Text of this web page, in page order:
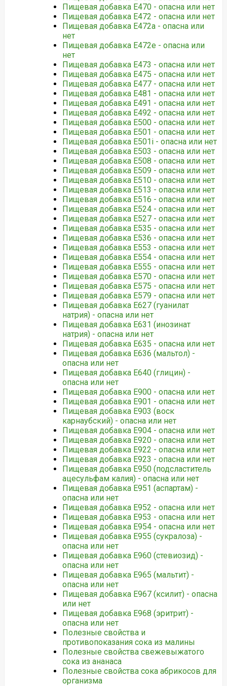
Пищевая добавка Е470 - опасна или нет
Пищевая добавка Е472 - опасна или нет
Пищевая добавка Е472а - опасна или
нет
Пищевая добавка Е472е - опасна или
нет
Пищевая добавка Е473 - опасна или нет
Пищевая добавка Е475 - опасна или нет
Пищевая добавка Е477 - опасна или нет
Пищевая добавка Е481 - опасна или нет
Пищевая добавка Е491 - опасна или нет
Пищевая добавка Е492 - опасна или нет
Пищевая добавка Е500 - опасна или нет
Пищевая добавка Е501 - опасна или нет
Пищевая добавка Е501i - опасна или нет
Пищевая добавка Е503 - опасна или нет
Пищевая добавка Е508 - опасна или нет
Пищевая добавка Е509 - опасна или нет
Пищевая добавка Е510 - опасна или нет
Пищевая добавка Е513 - опасна или нет
Пищевая добавка Е516 - опасна или нет
Пищевая добавка Е524 - опасна или нет
Пищевая добавка Е527 - опасна или нет
Пищевая добавка Е535 - опасна или нет
Пищевая добавка Е536 - опасна или нет
Пищевая добавка Е553 - опасна или нет
Пищевая добавка Е554 - опасна или нет
Пищевая добавка Е555 - опасна или нет
Пищевая добавка Е570 - опасна или нет
Пищевая добавка Е575 - опасна или нет
Пищевая добавка Е579 - опасна или нет
Пищевая добавка Е627 (гуанилат
натрия) - опасна или нет
Пищевая добавка Е631 (инозинат
натрия) - опасна или нет
Пищевая добавка Е635 - опасна или нет
Пищевая добавка Е636 (мальтол) -
опасна или нет
Пищевая добавка Е640 (глицин) -
опасна или нет
Пищевая добавка Е900 - опасна или нет
Пищевая добавка Е901 - опасна или нет
Пищевая добавка Е903 (воск
карнаубский) - опасна или нет
Пищевая добавка Е904 - опасна или нет
Пищевая добавка Е920 - опасна или нет
Пищевая добавка Е922 - опасна или нет
Пищевая добавка Е923 - опасна или нет
Пищевая добавка Е950 (подсластитель
ацесульфам калия) - опасна или нет
Пищевая добавка Е951 (аспартам) -
опасна или нет
Пищевая добавка Е952 - опасна или нет
Пищевая добавка Е953 - опасна или нет
Пищевая добавка Е954 - опасна или нет
Пищевая добавка Е955 (сукралоза) -
опасна или нет
Пищевая добавка Е960 (стевиозид) -
опасна или нет
Пищевая добавка Е965 (мальтит) -
опасна или нет
Пищевая добавка Е967 (ксилит) - опасна
или нет
Пищевая добавка Е968 (эритрит) -
опасна или нет
Полезные свойства и
противопоказания сока из малины
Полезные свойства свежевыжатого
сока из ананаса
Полезные свойства сока абрикосов для
организма